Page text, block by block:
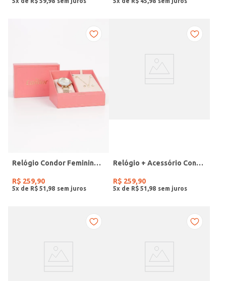
Relógio Condor Feminino DOURADO
R$ 259,90
5x de R$ 51 98
Relógio + Acessório Condor Feminino PRATA
R$ 259,90
5x de R$ 51 98